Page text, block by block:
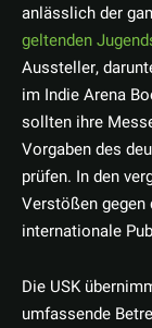
anlässlich der
geltenden
Aussteller,
im Indie Arena
sollten ihre
Vorgaben des
prüfen. In den
Verstößen gegen
internationale
Die USK
umfassende